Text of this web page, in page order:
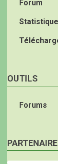
Forum
OUTILS
Forums